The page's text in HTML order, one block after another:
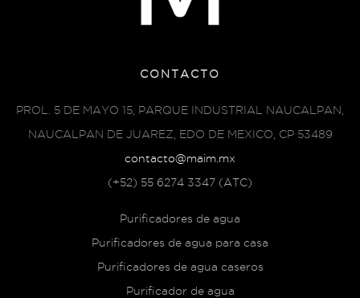
CONTACTO
PROL. 5 DE MAYO 15, PARQUE INDUSTRIAL NAUCALPAN,
NAUCALPAN DE JUAREZ, EDO DE MEXICO, CP 53489
contacto@maim.mx
(+52) 55 6274 3347 (ATC)
Purificadores de agua
Purificadores de agua para casa
Purificadores de agua caseros
Purificador de agua